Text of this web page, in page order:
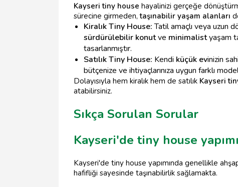
Kayseri tiny house hayalinizi gerçeğe
sürecine girmeden,taşınabilir yaşam alanları
Kiralık Tiny House:Tatil amaçlı veya uzun
sürdürülebilir konutve minimalistyaşam
tasarlanmıştır.
Satılık Tiny House: Kendi küçük evinizin
bütçenize ve ihtiyaçlarınıza uygun farklı
Dolayısıyla hem kiralık hem de satılık Kayseri
atabilirsiniz.
Sıkça Sorulan Sorular
Kayseri'de tiny house
Kayseri'de tiny house yapımında genellikle
hafifliği sayesinde taşınabilirlik sağlamakta.